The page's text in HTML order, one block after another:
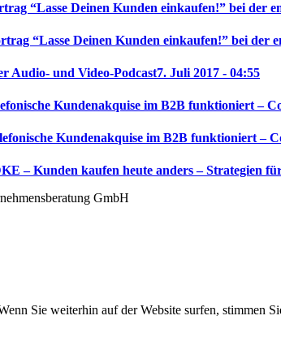
“Lasse Deinen Kunden einkaufen!” bei der
“Lasse Deinen Kunden einkaufen!” bei der
Audio- und Video-Podcast7. Juli 2017 - 04:55
Kundenakquise im B2B funktioniert –
Kundenakquise im B2B funktioniert –
– Kunden kaufen heute anders – Strategien
GmbH
Sie weiterhin auf der Website surfen, stimmen